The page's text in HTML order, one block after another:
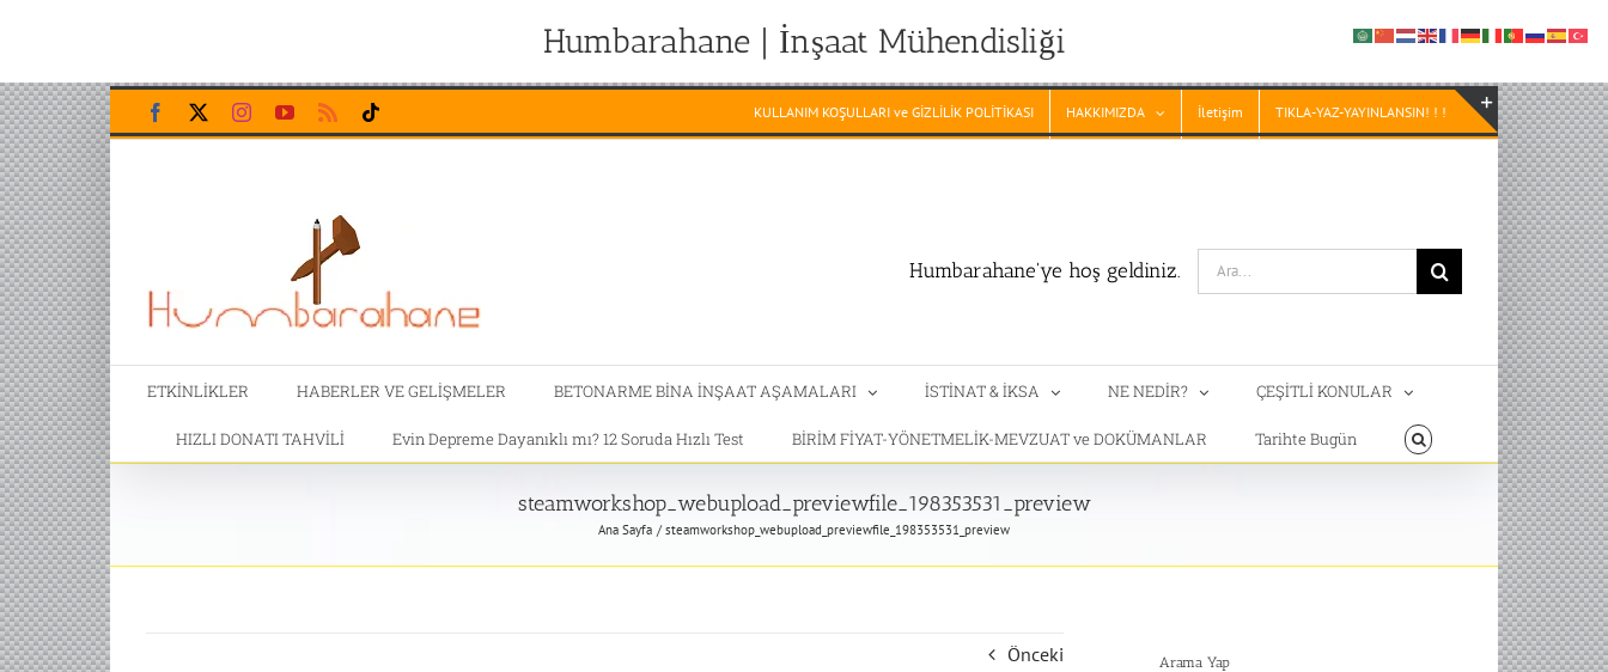
Humbarahane | İnşaat Mühendisliği
Skip
to
content
Facebook InstagramYouTubeRss KULLANIM KOŞULLARI ve GİZLİLİK POLİTİKASI HAKKIMIZDA İletişim TIKLA-YAZ-YAYINLANSIN! ! !
Humbarahane'ye hoş geldiniz.
Search
for:
ETKİNLİKLER HABERLER VE GELİŞMELER BETONARME BİNA İNŞAAT AŞAMALARI İSTİNAT & İKSA NE NEDİR? ÇEŞİTLİ KONULAR
HIZLI DONATI TAHVİLİ Evin Depreme Dayanıklı mı? 12 Soruda Hızlı Test BİRİM FİYAT-YÖNETMELİK-MEVZUAT ve DOKÜMANLAR Tarihte Bugün
steamworkshop_webupload_previewfile_198353531_preview
Ana Sayfa steamworkshop_webupload_previewfile_198353531_preview
Önceki Arama Yap
Toggle
Sliding
Bar
Area